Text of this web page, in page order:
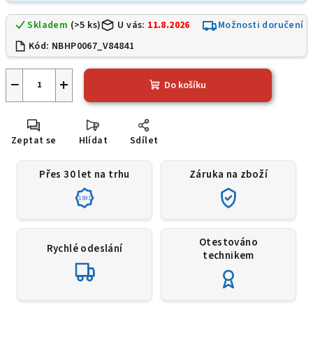
Skladem (>5 ks) U vás: 11.8.2026
Možnosti doručení
Kód: NBHP0067_V84841
+
− Do košíku
Zeptat se Hlídat Sdílet
Přes 30 let na trhu
1991
Záruka na zboží
Rychlé odeslání
Otestováno
technikem